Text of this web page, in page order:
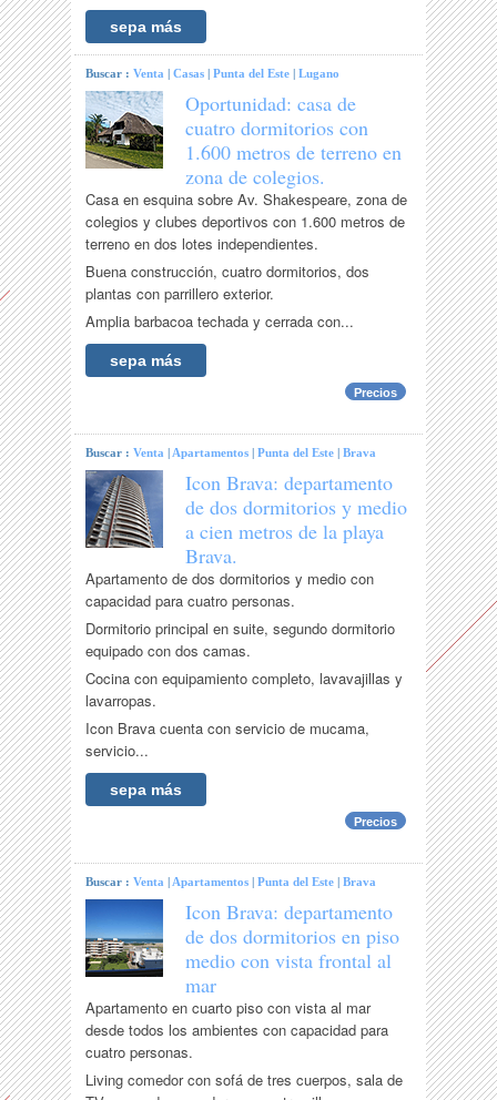
sepa más
Buscar :Venta |Casas |Punta del Este |Lugano
Oportunidad: casa de
cuatro dormitorios con
1.600 metros de terreno en
zona de colegios.
Casa en esquina sobre Av. Shakespeare, zona de
colegios y clubes deportivos con 1.600 metros de
terreno en dos lotes independientes.
Buena construcción, cuatro dormitorios, dos
plantas con parrillero exterior.
Amplia barbacoa techada y cerrada con...
sepa más
Precios
Buscar :Venta |Apartamentos |Punta del Este |Brava
Icon Brava: departamento
de dos dormitorios y medio
a cien metros de la playa
Brava.
Apartamento de dos dormitorios y medio con
capacidad para cuatro personas.
Dormitorio principal en suite, segundo dormitorio
equipado con dos camas.
Cocina con equipamiento completo, lavavajillas y
lavarropas.
Icon Brava cuenta con servicio de mucama,
servicio...
sepa más
Precios
Buscar :Venta |Apartamentos |Punta del Este |Brava
Icon Brava: departamento
de dos dormitorios en piso
medio con vista frontal al
mar
Apartamento en cuarto piso con vista al mar
desde todos los ambientes con capacidad para
cuatro personas.
Living comedor con sofá de tres cuerpos, sala de